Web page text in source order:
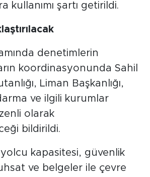
kullanımı şartı getirildi.
denetimlerin
koordinasyonunda Sahil
Liman Başkanlığı,
ve ilgili kurumlar
olarak
bildirildi.
kapasitesi, güvenlik
ve belgeler ile çevre